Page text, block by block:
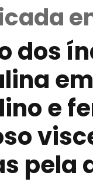
dos
e
pela